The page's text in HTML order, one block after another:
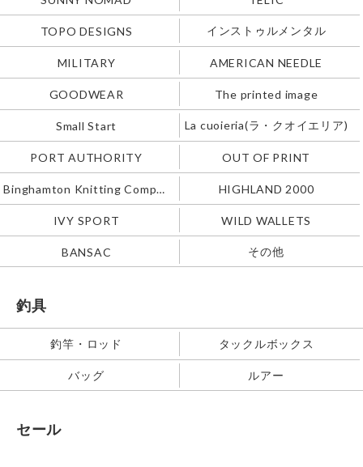
TOPO DESIGNS インストゥルメンタル
MILITARY AMERICAN NEEDLE
GOODWEAR The printed image
Small Start La cuoieria(ラ・クオイエリア)
PORT AUTHORITY OUT OF PRINT
Binghamton Knitting Company HIGHLAND 2000
IVY SPORT WILD WALLETS
BANSAC その他
釣具
釣竿・ロッド タックルボックス
バッグ ルアー
セール